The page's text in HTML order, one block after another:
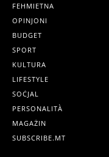
FEHMIETNA
OPINJONI
BUDGET
SPORT
KULTURA
LIFESTYLE
SOĊJAL
PERSONALITÀ
MAGAŻIN
SUBSCRIBE.MT